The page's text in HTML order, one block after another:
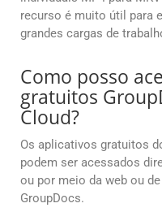
recurso é muito útil para
grandes cargas de
Como posso
gratuitos
Cloud?
Os aplicativos gratuitos
podem ser acessados
ou por meio da web ou
GroupDocs.